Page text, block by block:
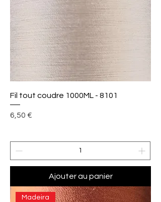
Fil tout coudre 1000ML - 8101
Prix
6,50 €
Ajouter au panier
Madeira